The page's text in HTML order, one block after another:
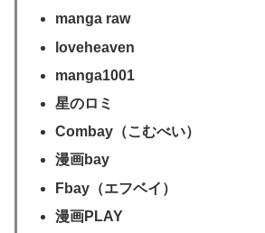
manga raw
loveheaven
manga1001
星のロミ
Combay（こむべい）
漫画bay
Fbay（エフベイ）
漫画PLAY